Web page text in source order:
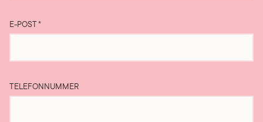
E-POST*
TELEFONNUMMER